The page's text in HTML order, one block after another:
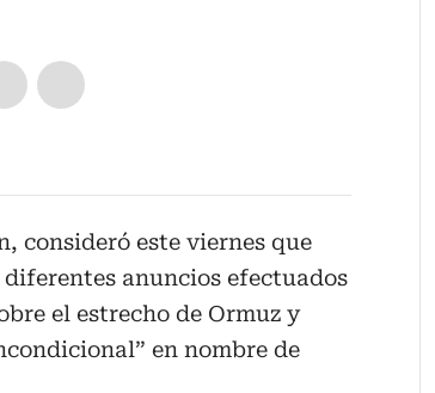
consideró este viernes que
anuncios efectuados
el estrecho de Ormuz y
en nombre de